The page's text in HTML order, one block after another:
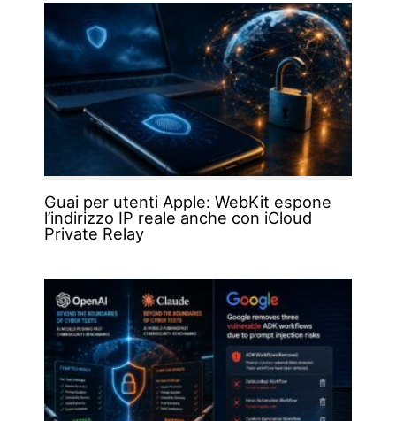
Guai per utenti Apple: WebKit espone
l’indirizzo IP reale anche con iCloud
Private Relay